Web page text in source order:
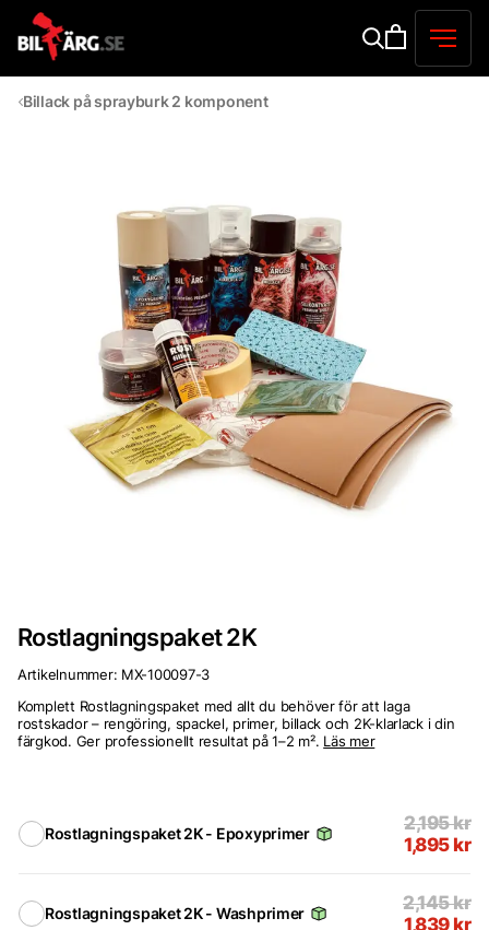
Billack på sprayburk 2 komponent
Rostlagningspaket 2K
Artikelnummer: MX-100097-3
Komplett Rostlagningspaket med allt du behöver för att laga
rostskador – rengöring, spackel, primer, billack och 2K-klarlack i din
färgkod. Ger professionellt resultat på 1–2 m². Läs mer
Rostlagningspaket 2K - Epoxyprimer 2,195kr
1,895 kr
Rostlagningspaket 2K - Washprimer 2,145kr
1,839 kr